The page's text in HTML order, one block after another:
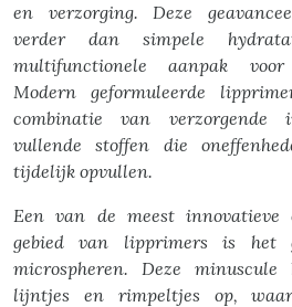
en verzorging. Deze
verder dan simpele
multifunctionele aanpak voor
Modern geformuleerde
combinatie van verzorgende
vullende stoffen die
tijdelijk opvullen.
Een van de meest innovatieve
gebied van lipprimers is het
microspheren. Deze
lijntjes en rimpeltjes op,